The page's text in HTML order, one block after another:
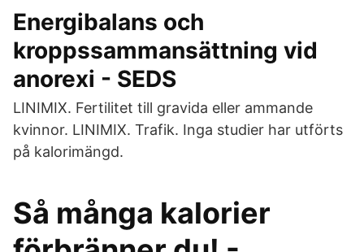
Energibalans och
kroppssammansättning vid
anorexi - SEDS
LINIMIX. Fertilitet till gravida eller ammande
kvinnor. LINIMIX. Trafik. Inga studier har utförts
på kalorimängd.
Så många kalorier